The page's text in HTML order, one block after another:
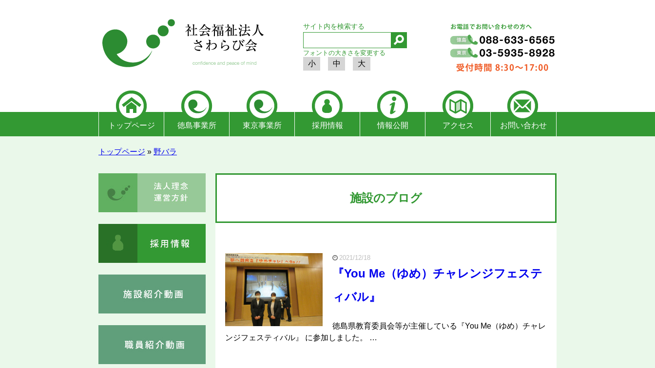
サイト内を検索する
フォントの大きさを変更する
小 中 大
トップページ 徳島事業所 東京事業所 採用情報 情報公開 アクセス お問い合わせ
トップページ » 野バラ
施設のブログ
2021/12/18
『You Me（ゆめ）チャレンジフェステ
ィバル』
徳島県教育委員会等が主催している『You Me（ゆめ）チャレ
ンジフェスティバル』 に参加しました。 …